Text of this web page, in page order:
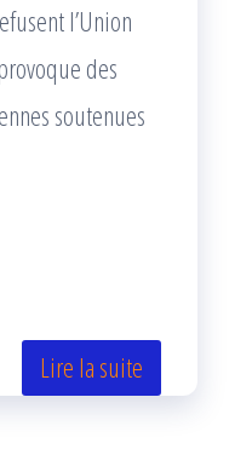
l’Union
des
soutenues
Lire la suite